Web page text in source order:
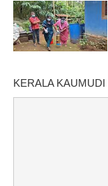
KERALA KAUMUDI